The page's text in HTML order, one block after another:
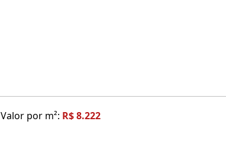
Valor por m²: R$ 8.222